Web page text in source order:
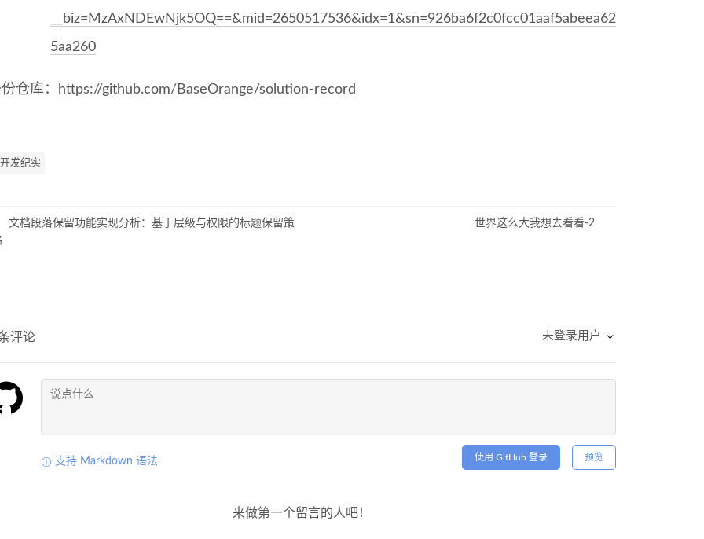
__biz=MzAxNDEwNjk5OQ==&mid=2650517536&idx=1&sn=926ba6f2c0fcc01aaf5abeea62
5aa260
仓库： https://github.com/BaseOrange/solution-record
发纪实
文档段落保留功能实现分析：基于层级与权限的标题保留策
世界这么大我想去看看-2
评论 未登录用户
支持 Markdown 语法 预览
使用 GitHub 登录
来做第一个留言的人吧！